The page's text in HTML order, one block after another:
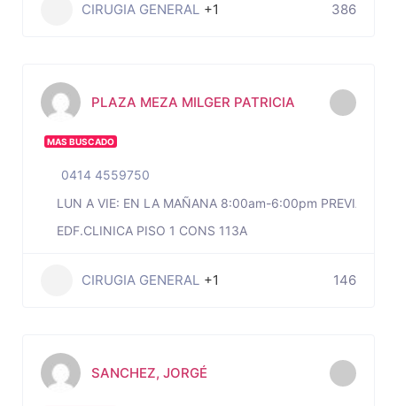
CIRUGIA GENERAL +1 386
PLAZA MEZA MILGER PATRICIA
MAS BUSCADO
0414 4559750
LUN A VIE: EN LA MAÑANA 8:00am-6:00pm PREVIA CITA
EDF.CLINICA PISO 1 CONS 113A
CIRUGIA GENERAL +1 146
SANCHEZ, JORGÉ